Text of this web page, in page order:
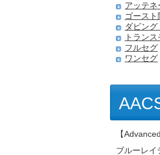
アッテネ
ゴースト
ダビング
トラン
フルセグ
ワンセグ
【
ブルーレイ